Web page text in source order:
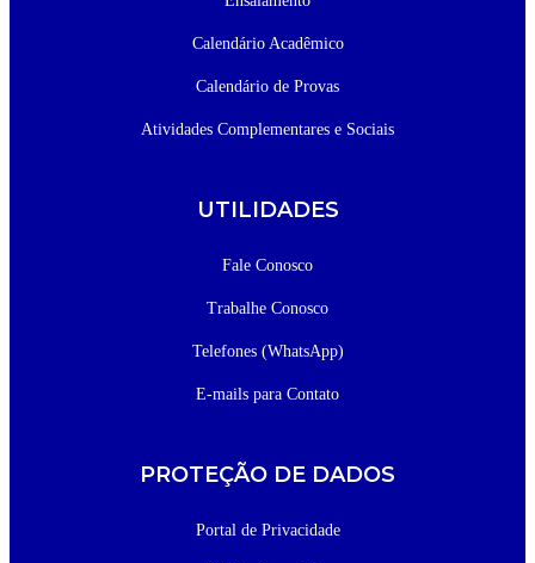
Calendário Acadêmico
Calendário de Provas
Atividades Complementares e Sociais
UTILIDADES
Fale Conosco
Trabalhe Conosco
Telefones (WhatsApp)
E-mails para Contato
PROTEÇÃO DE DADOS
Portal de Privacidade